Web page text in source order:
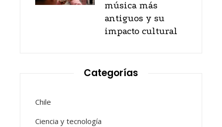
música más
antiguos y su
impacto cultural
Categorías
Chile
Ciencia y tecnología